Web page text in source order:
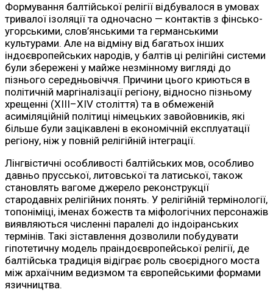
Формування балтійської релігії відбувалося в умовах
тривалої ізоляції та одночасно — контактів з фінсько-
угорськими, слов’янськими та германськими
культурами. Але на відміну від багатьох інших
індоєвропейських народів, у балтів ці релігійні системи
були збережені у майже незмінному вигляді до
пізнього середньовіччя. Причини цього криються в
політичній маргіналізації регіону, відносно пізньому
хрещенні (XIII–XIV століття) та в обмеженій
асиміляційній політиці німецьких завойовників, які
більше були зацікавлені в економічній експлуатації
регіону, ніж у повній релігійній інтеграції.
Лінгвістичні особливості балтійських мов, особливо
давньо прусської, литовської та латиської, також
становлять вагоме джерело реконструкції
стародавніх релігійних понять. У релігійній термінології,
топоніміці, іменах божеств та міфологічних персонажів
виявляються численні паралелі до індоіранських
термінів. Такі зіставлення дозволили побудувати
гіпотетичну модель праіндоєвропейської релігії, де
балтійська традиція відіграє роль своєрідного моста
між архаїчним ведизмом та європейськими формами
язичництва.